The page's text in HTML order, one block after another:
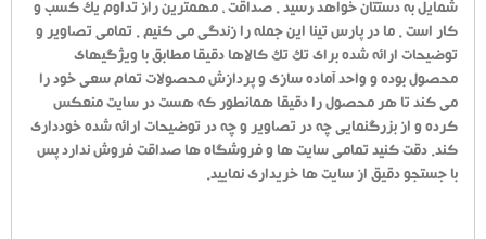
شمایل به دستتان خواهد رسید . صداقت ، مهمترین راز تداوم یک کسب و
کار است . ما در پارس تینا این جمله را زندگی می کنیم . تمامی تصاویر و
توضیحات ارائه شده برای تک تک کالاها دقیقا مطابق با ویژگیهای
محصول بوده و واحد آماده سازی و پردازش محصولات تمام سعی خود را
می کند تا هر محصول را دقیقا همانطور که هست در سایت منعکس
کرده و از بزرگنمایی چه در تصاویر و چه در توضیحات ارائه شده خودداری
کند. دقت کنید تمامی سایت ها و فروشگاه ها صداقت فروش ندارد پس
با جستجو دقیق از سایت ها خریداری نمایید.